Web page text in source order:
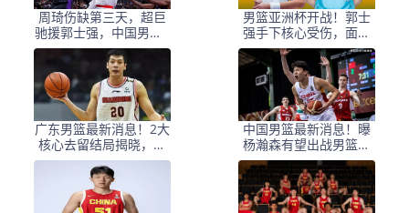
周琦伤缺第三天，超巨
驰援郭士强，中国男篮1
2人大名单出炉
男篮亚洲杯开战！郭士
强手下核心受伤，面对
日本结局基本确定
广东男篮最新消息！2大
核心去留结局揭晓，杜
锋留下不该留之人
中国男篮最新消息！曝
杨瀚森有望出战男篮亚
洲杯，迫于篮协压力？